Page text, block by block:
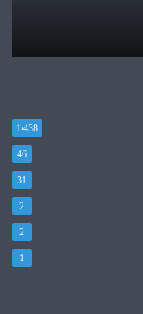
1٬438
46
31
2
2
1